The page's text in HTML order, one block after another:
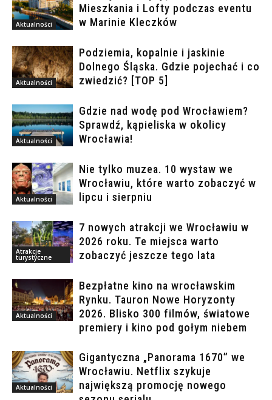
Aktualności
Mieszkania i Lofty podczas eventu
w Marinie Kleczków
Aktualności
Podziemia, kopalnie i jaskinie
Dolnego Śląska. Gdzie pojechać i co
zwiedzić? [TOP 5]
Aktualności
Gdzie nad wodę pod Wrocławiem?
Sprawdź, kąpieliska w okolicy
Wrocławia!
Aktualności
Nie tylko muzea. 10 wystaw we
Wrocławiu, które warto zobaczyć w
lipcu i sierpniu
Atrakcje
turystyczne
7 nowych atrakcji we Wrocławiu w
2026 roku. Te miejsca warto
zobaczyć jeszcze tego lata
Aktualności
Bezpłatne kino na wrocławskim
Rynku. Tauron Nowe Horyzonty
2026. Blisko 300 filmów, światowe
premiery i kino pod gołym niebem
Aktualności
Gigantyczna „Panorama 1670” we
Wrocławiu. Netflix szykuje
największą promocję nowego